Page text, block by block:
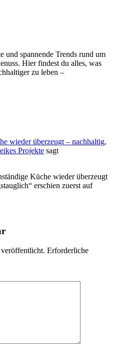
und spannende Trends rund um
Hier findest du alles, was
zu leben –
wieder überzeugt – nachhaltig,
Projekte sagt
Küche wieder überzeugt
erschien zuerst auf
Erforderliche